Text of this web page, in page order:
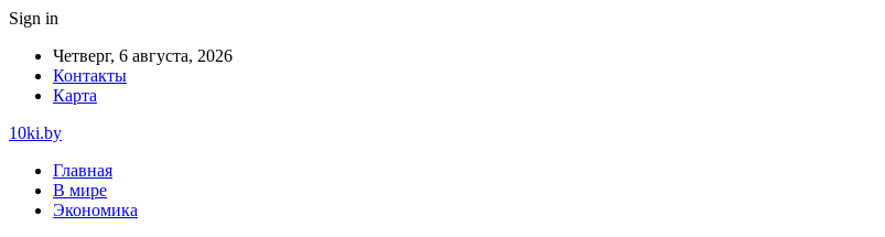
Sign in
Четверг, 6 августа, 2026
Контакты
Карта
10ki.by
Главная
В мире
Экономика